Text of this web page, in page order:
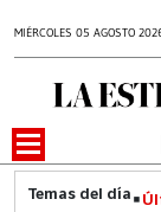
MIÉRCOLES 05 AGOSTO